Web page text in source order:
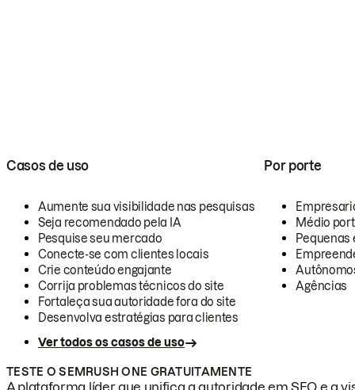
Casos de uso
Aumente sua visibilidade nas pesquisas
Seja recomendado pela IA
Pesquise seu mercado
Conecte-se com clientes locais
Crie conteúdo engajante
Corrija problemas técnicos do site
Fortaleça sua autoridade fora do site
Desenvolva estratégias para clientes
Ver todos os casos de uso
Por porte
Médio
Pequenas
Agências
TESTE O SEMRUSH ONE GRATUITAMENTE
A plataforma líder que unifica a autoridade em SEO e a